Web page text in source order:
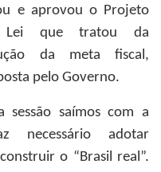
e aprovou o Projeto
que tratou da
da meta fiscal,
pelo Governo.
sessão saímos com a
necessário adotar
o “Brasil real”.